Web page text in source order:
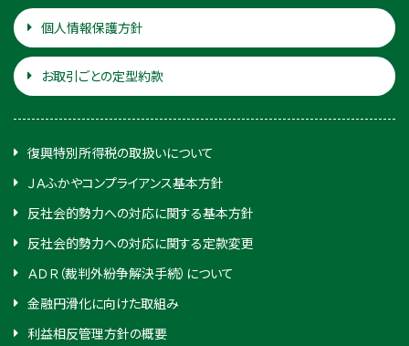
個人情報保護方針
お取引ごとの定型約款
復興特別所得税の取扱いについて
ＪＡふかやコンプライアンス基本方針
反社会的勢力への対応に関する基本方針
反社会的勢力への対応に関する定款変更
ＡＤＲ（裁判外紛争解決手続）について
金融円滑化に向けた取組み
利益相反管理方針の概要